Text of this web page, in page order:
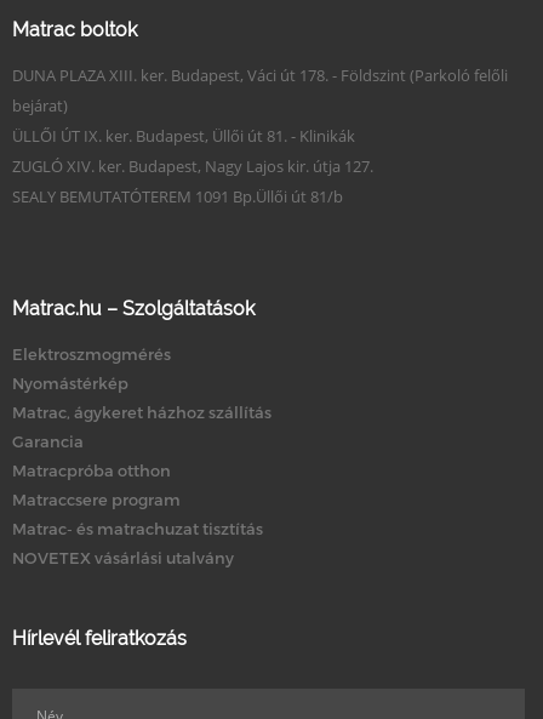
Matrac boltok
DUNA PLAZA XIII. ker. Budapest, Váci út 178. - Földszint (Parkoló felőli
bejárat)
ÜLLŐI ÚT IX. ker. Budapest, Üllői út 81. - Klinikák
ZUGLÓ XIV. ker. Budapest, Nagy Lajos kir. útja 127.
SEALY BEMUTATÓTEREM 1091 Bp.Üllői út 81/b
Matrac.hu – Szolgáltatások
Elektroszmogmérés
Nyomástérkép
Matrac, ágykeret házhoz szállítás
Garancia
Matracpróba otthon
Matraccsere program
Matrac- és matrachuzat tisztítás
NOVETEX vásárlási utalvány
Hírlevél feliratkozás